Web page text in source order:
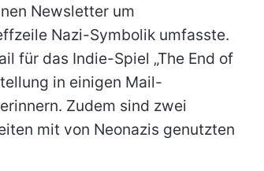
Newsletter um
Nazi-Symbolik umfasste.
für das Indie-Spiel „The End of
in einigen Mail-
Zudem sind zwei
mit von Neonazis genutzten